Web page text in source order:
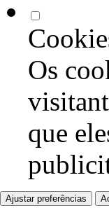
Os
que
Ajustar preferências